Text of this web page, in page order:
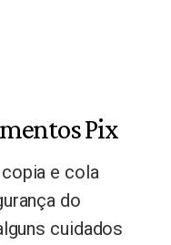
Pix
e cola
do
cuidados